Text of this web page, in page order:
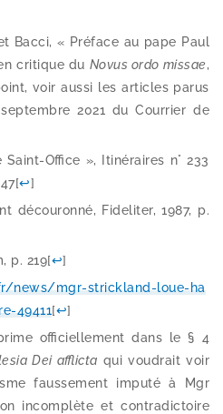
Bacci, « Préface au pape Paul
cri­tique du Novus ordo mis­sae,
voir aus­si les articles parus
2021 du Courrier de
​Office », Itinéraires n° 233
[↩]
décou­ron­né, Fideliter, 1987, p.
p. 219[↩]
​n​e​w​s​/​m​g​r​-​s​t​r​i​c​k​l​a​n​d​-​l​o​u​e​-​h​a​
​4​9​411[↩]
offi­ciel­le­ment dans le § 4
Dei afflic­ta qui vou­drait voir
faus­se­ment impu­té à Mgr
incom­plète et contra­dic­toire